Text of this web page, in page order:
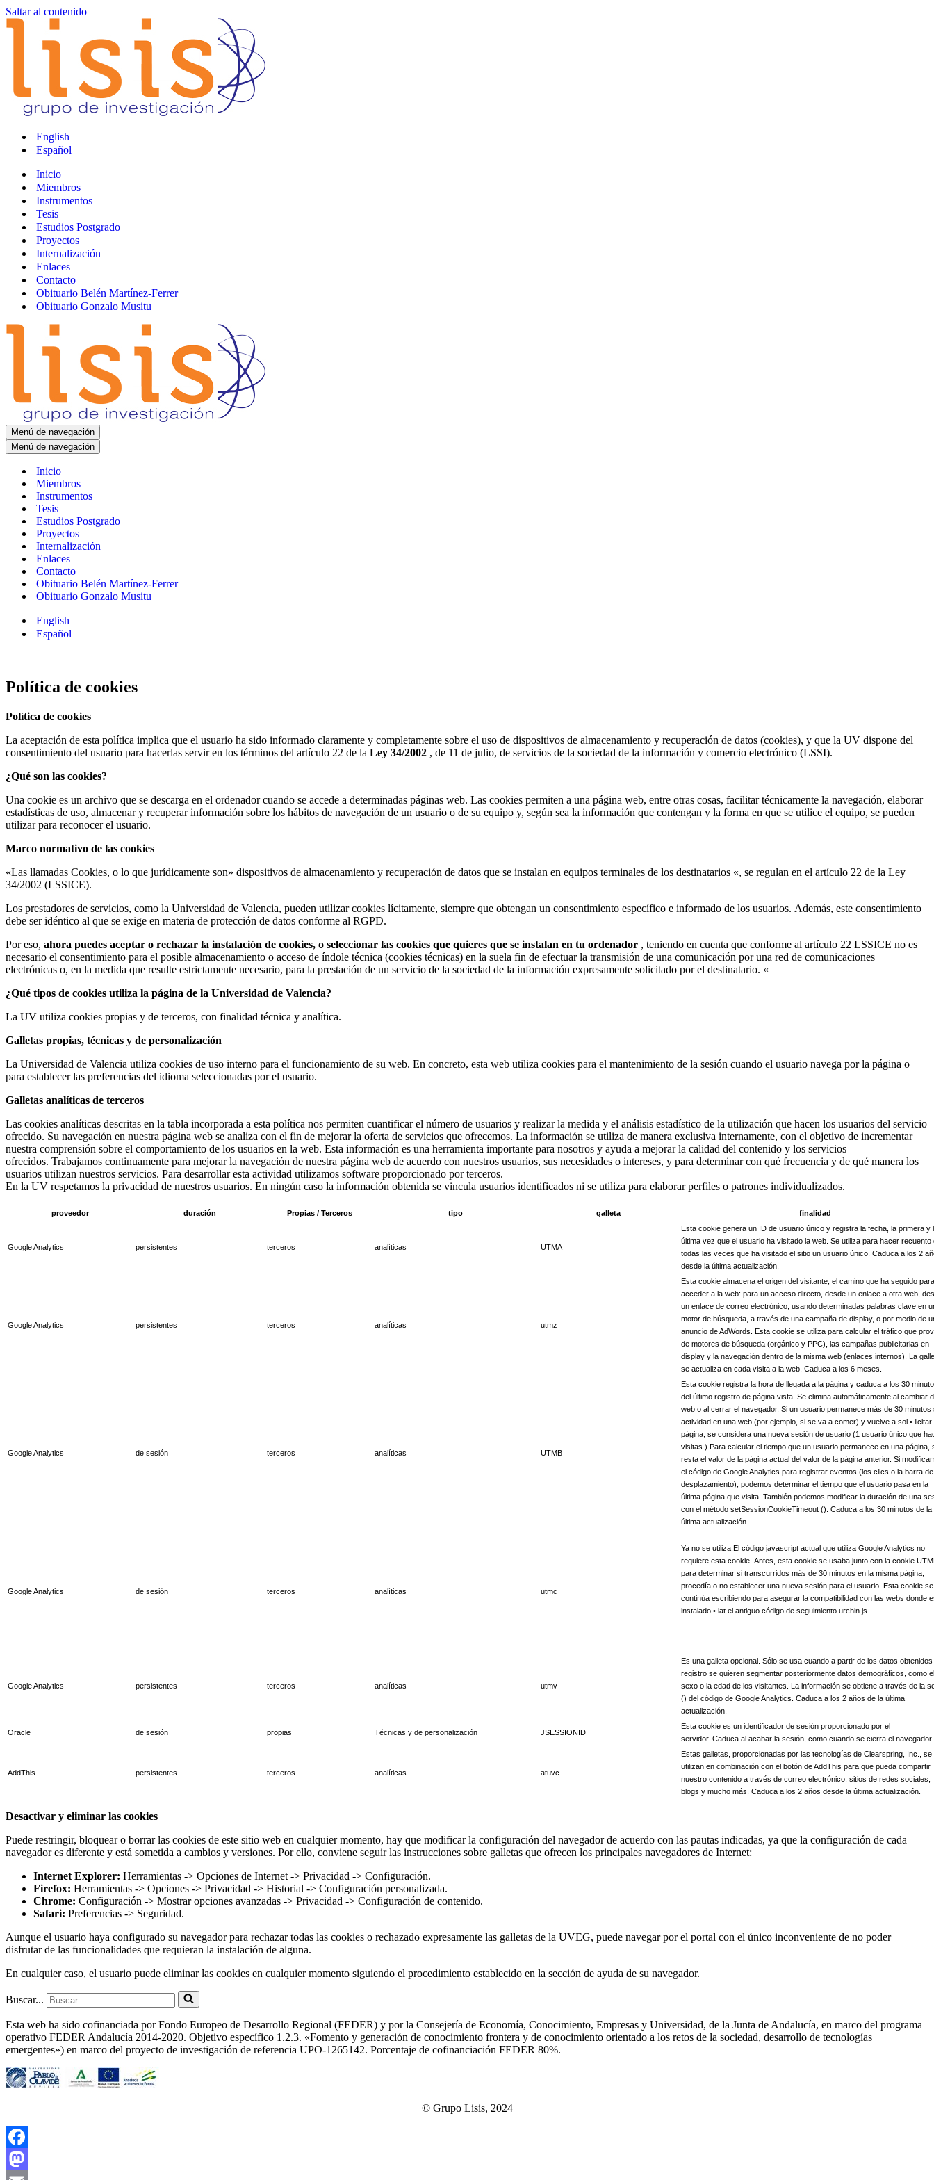
Saltar al contenido
English
Español
Inicio
Miembros
Instrumentos
Tesis
Estudios Postgrado
Proyectos
Internalización
Enlaces
Contacto
Obituario Belén Martínez-Ferrer
Obituario Gonzalo Musitu
Menú de navegación
Menú de navegación
Inicio
Miembros
Instrumentos
Tesis
Estudios Postgrado
Proyectos
Internalización
Enlaces
Contacto
Obituario Belén Martínez-Ferrer
Obituario Gonzalo Musitu
English
Español
Política de cookies
Política de cookies
La aceptación de esta política implica que el usuario ha sido informado claramente y completamente sobre el uso de dispositivos de almacenamiento y recuperación de datos (cookies), y que la UV dispone del
consentimiento del usuario para hacerlas servir en los términos del artículo 22 de la Ley 34/2002 , de 11 de julio, de servicios de la sociedad de la información y comercio electrónico (LSSI).
¿Qué son las cookies?
Una cookie es un archivo que se descarga en el ordenador cuando se accede a determinadas páginas web. Las cookies permiten a una página web, entre otras cosas, facilitar técnicamente la navegación, elaborar
estadísticas de uso, almacenar y recuperar información sobre los hábitos de navegación de un usuario o de su equipo y, según sea la información que contengan y la forma en que se utilice el equipo, se pueden
utilizar para reconocer el usuario.
Marco normativo de las cookies
«Las llamadas Cookies, o lo que jurídicamente son» dispositivos de almacenamiento y recuperación de datos que se instalan en equipos terminales de los destinatarios «, se regulan en el artículo 22 de la Ley
34/2002 (LSSICE).
Los prestadores de servicios, como la Universidad de Valencia, pueden utilizar cookies lícitamente, siempre que obtengan un consentimiento específico e informado de los usuarios. Además, este consentimiento
debe ser idéntico al que se exige en materia de protección de datos conforme al RGPD.
Por eso, ahora puedes aceptar o rechazar la instalación de cookies, o seleccionar las cookies que quieres que se instalan en tu ordenador , teniendo en cuenta que conforme al artículo 22 LSSICE no es
necesario el consentimiento para el posible almacenamiento o acceso de índole técnica (cookies técnicas) en la suela fin de efectuar la transmisión de una comunicación por una red de comunicaciones
electrónicas o, en la medida que resulte estrictamente necesario, para la prestación de un servicio de la sociedad de la información expresamente solicitado por el destinatario. «
¿Qué tipos de cookies utiliza la página de la Universidad de Valencia?
La UV utiliza cookies propias y de terceros, con finalidad técnica y analítica.
Galletas propias, técnicas y de personalización
La Universidad de Valencia utiliza cookies de uso interno para el funcionamiento de su web. En concreto, esta web utiliza cookies para el mantenimiento de la sesión cuando el usuario navega por la página o
para establecer las preferencias del idioma seleccionadas por el usuario.
Galletas analíticas de terceros
Las cookies analíticas descritas en la tabla incorporada a esta política nos permiten cuantificar el número de usuarios y realizar la medida y el análisis estadístico de la utilización que hacen los usuarios del servicio
ofrecido. Su navegación en nuestra página web se analiza con el fin de mejorar la oferta de servicios que ofrecemos. La información se utiliza de manera exclusiva internamente, con el objetivo de incrementar
nuestra comprensión sobre el comportamiento de los usuarios en la web. Esta información es una herramienta importante para nosotros y ayuda a mejorar la calidad del contenido y los servicios
ofrecidos. Trabajamos continuamente para mejorar la navegación de nuestra página web de acuerdo con nuestros usuarios, sus necesidades o intereses, y para determinar con qué frecuencia y de qué manera los
usuarios utilizan nuestros servicios. Para desarrollar esta actividad utilizamos software proporcionado por terceros.
En la UV respetamos la privacidad de nuestros usuarios. En ningún caso la información obtenida se vincula usuarios identificados ni se utiliza para elaborar perfiles o patrones individualizados.
proveedor duración Propias / Terceros tipo galleta finalidad
Google Analytics persistentes terceros analíticas UTMA
Esta cookie genera un ID de usuario único y registra la fecha, la primera y
última vez que el usuario ha visitado la web. Se utiliza para hacer recuento
todas las veces que ha visitado el sitio un usuario único. Caduca a los 2
desde la última actualización.
Google Analytics persistentes terceros analíticas utmz
Esta cookie almacena el origen del visitante, el camino que ha seguido para
acceder a la web: para un acceso directo, desde un enlace a otra web,
un enlace de correo electrónico, usando determinadas palabras clave en
motor de búsqueda, a través de una campaña de display, o por medio de
anuncio de AdWords. Esta cookie se utiliza para calcular el tráfico que
de motores de búsqueda (orgánico y PPC), las campañas publicitarias en
display y la navegación dentro de la misma web (enlaces internos). La
se actualiza en cada visita a la web. Caduca a los 6 meses.
Google Analytics de sesión terceros analíticas UTMB
Esta cookie registra la hora de llegada a la página y caduca a los 30
del último registro de página vista. Se elimina automáticamente al cambiar
web o al cerrar el navegador. Si un usuario permanece más de 30 minutos
actividad en una web (por ejemplo, si se va a comer) y vuelve a sol • licitar
página, se considera una nueva sesión de usuario (1 usuario único que
visitas ).Para calcular el tiempo que un usuario permanece en una página,
resta el valor de la página actual del valor de la página anterior. Si
el código de Google Analytics para registrar eventos (los clics o la barra de
desplazamiento), podemos determinar el tiempo que el usuario pasa en la
última página que visita. También podemos modificar la duración de una
con el método setSessionCookieTimeout (). Caduca a los 30 minutos de la
última actualización.
Google Analytics de sesión terceros analíticas utmc
Ya no se utiliza.El código javascript actual que utiliza Google Analytics no
requiere esta cookie. Antes, esta cookie se usaba junto con la cookie
para determinar si transcurridos más de 30 minutos en la misma página,
procedía o no establecer una nueva sesión para el usuario. Esta cookie se
continúa escribiendo para asegurar la compatibilidad con las webs donde
instalado • lat el antiguo código de seguimiento urchin.js.
Google Analytics persistentes terceros analíticas utmv
Es una galleta opcional. Sólo se usa cuando a partir de los datos obtenidos
registro se quieren segmentar posteriormente datos demográficos, como el
sexo o la edad de los visitantes. La información se obtiene a través de la
() del código de Google Analytics. Caduca a los 2 años de la última
actualización.
Oracle de sesión propias Técnicas y de personalización JSESSIONID
Esta cookie es un identificador de sesión proporcionado por el
servidor. Caduca al acabar la sesión, como cuando se cierra el navegador.
AddThis persistentes terceros analíticas atuvc
Estas galletas, proporcionadas por las tecnologías de Clearspring, Inc., se
utilizan en combinación con el botón de AddThis para que pueda compartir
nuestro contenido a través de correo electrónico, sitios de redes sociales,
blogs y mucho más. Caduca a los 2 años desde la última actualización.
Desactivar y eliminar las cookies
Puede restringir, bloquear o borrar las cookies de este sitio web en cualquier momento, hay que modificar la configuración del navegador de acuerdo con las pautas indicadas, ya que la configuración de cada
navegador es diferente y está sometida a cambios y versiones. Por ello, conviene seguir las instrucciones sobre galletas que ofrecen los principales navegadores de Internet:
Internet Explorer: Herramientas -> Opciones de Internet -> Privacidad -> Configuración.
Firefox: Herramientas -> Opciones -> Privacidad -> Historial -> Configuración personalizada.
Chrome: Configuración -> Mostrar opciones avanzadas -> Privacidad -> Configuración de contenido.
Safari: Preferencias -> Seguridad.
Aunque el usuario haya configurado su navegador para rechazar todas las cookies o rechazado expresamente las galletas de la UVEG, puede navegar por el portal con el único inconveniente de no poder
disfrutar de las funcionalidades que requieran la instalación de alguna.
En cualquier caso, el usuario puede eliminar las cookies en cualquier momento siguiendo el procedimiento establecido en la sección de ayuda de su navegador.
Buscar...
Esta web ha sido cofinanciada por Fondo Europeo de Desarrollo Regional (FEDER) y por la Consejería de Economía, Conocimiento, Empresas y Universidad, de la Junta de Andalucía, en marco del programa
operativo FEDER Andalucía 2014-2020. Objetivo específico 1.2.3. «Fomento y generación de conocimiento frontera y de conocimiento orientado a los retos de la sociedad, desarrollo de tecnologías
emergentes») en marco del proyecto de investigación de referencia UPO‐1265142. Porcentaje de cofinanciación FEDER 80%.
© Grupo Lisis, 2024
Facebook